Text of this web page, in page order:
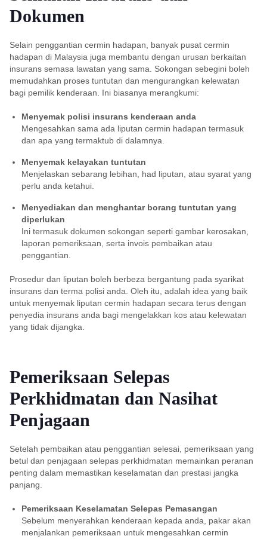
Dokumen
Selain penggantian cermin hadapan, banyak pusat cermin
hadapan di Malaysia juga membantu dengan urusan berkaitan
insurans semasa lawatan yang sama. Sokongan sebegini boleh
memudahkan proses tuntutan dan mengurangkan kelewatan
bagi pemilik kenderaan. Ini biasanya merangkumi:
Menyemak polisi insurans kenderaan anda
Mengesahkan sama ada liputan cermin hadapan termasuk
dan apa yang termaktub di dalamnya.
Menyemak kelayakan tuntutan
Menjelaskan sebarang lebihan, had liputan, atau syarat yang
perlu anda ketahui.
Menyediakan dan menghantar borang tuntutan yang
diperlukan
Ini termasuk dokumen sokongan seperti gambar kerosakan,
laporan pemeriksaan, serta invois pembaikan atau
penggantian.
Prosedur dan liputan boleh berbeza bergantung pada syarikat
insurans dan terma polisi anda. Oleh itu, adalah idea yang baik
untuk menyemak liputan cermin hadapan secara terus dengan
penyedia insurans anda bagi mengelakkan kos atau kelewatan
yang tidak dijangka.
Pemeriksaan Selepas
Perkhidmatan dan Nasihat
Penjagaan
Setelah pembaikan atau penggantian selesai, pemeriksaan yang
betul dan penjagaan selepas perkhidmatan memainkan peranan
penting dalam memastikan keselamatan dan prestasi jangka
panjang.
Pemeriksaan Keselamatan Selepas Pemasangan
Sebelum menyerahkan kenderaan kepada anda, pakar akan
menjalankan pemeriksaan untuk mengesahkan cermin